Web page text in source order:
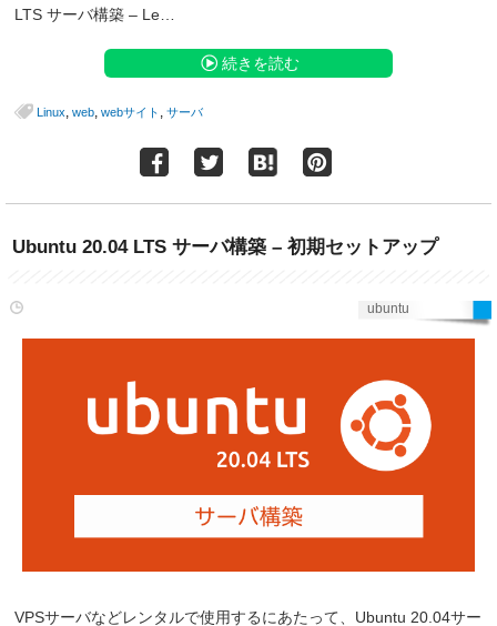
LTS サーバ構築 – Le…
続きを読む
Linux, web, webサイト , サーバ
Ubuntu 20.04 LTS サーバ構築 – 初期セットアップ
ubuntu
VPSサーバなどレンタルで使用するにあたって、Ubuntu 20.04サー